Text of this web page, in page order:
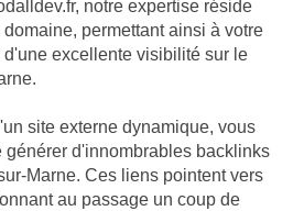
notre expertise réside
permettant ainsi à votre
excellente visibilité sur le
site externe dynamique, vous
d'innombrables backlinks
Marne. Ces liens pointent vers
au passage un coup de